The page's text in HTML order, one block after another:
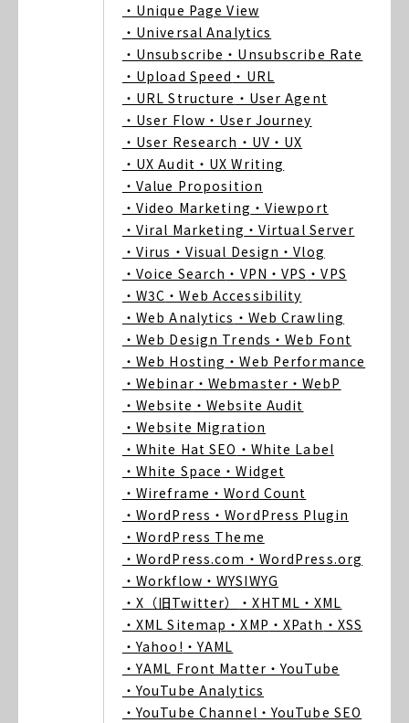
・Unique Page View
・Universal Analytics
・Unsubscribe ・Unsubscribe Rate
・Upload Speed ・URL
・URL Structure ・User Agent
・User Flow ・User Journey
・User Research ・UV ・UX
・UX Audit ・UX Writing
・Value Proposition
・Video Marketing ・Viewport
・Viral Marketing ・Virtual Server
・Virus ・Visual Design ・Vlog
・Voice Search ・VPN ・VPS ・VPS
・W3C ・Web Accessibility
・Web Analytics ・Web Crawling
・Web Design Trends ・Web Font
・Web Hosting ・Web Performance
・Webinar ・Webmaster ・WebP
・Website ・Website Audit
・Website Migration
・White Hat SEO ・White Label
・White Space ・Widget
・Wireframe ・Word Count
・WordPress ・WordPress Plugin
・WordPress Theme
・WordPress.com ・WordPress.org
・Workflow ・WYSIWYG
・X（旧Twitter）
・XHTML ・XML
・XML Sitemap ・XMP ・XPath ・XSS
・Yahoo! ・YAML
・YAML Front Matter ・YouTube
・YouTube Analytics
・YouTube Channel ・YouTube SEO